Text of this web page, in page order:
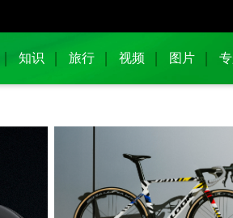
知识 旅行 视频 图片